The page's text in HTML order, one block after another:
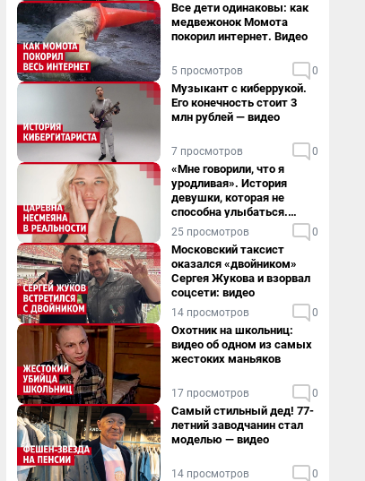
Все дети одинаковы: как
медвежонок Момота
покорил интернет. Видео
5 просмотров 0
Музыкант с киберрукой.
Его конечность стоит 3
млн рублей — видео
7 просмотров 0
«Мне говорили, что я
уродливая». История
девушки, которая не
способна улыбаться.
Видео
25 просмотров 0
Московский таксист
оказался «двойником»
Сергея Жукова и взорвал
соцсети: видео
14 просмотров 0
Охотник на школьниц:
видео об одном из самых
жестоких маньяков
17 просмотров 0
Самый стильный дед! 77-
летний заводчанин стал
моделью — видео
14 просмотров 0